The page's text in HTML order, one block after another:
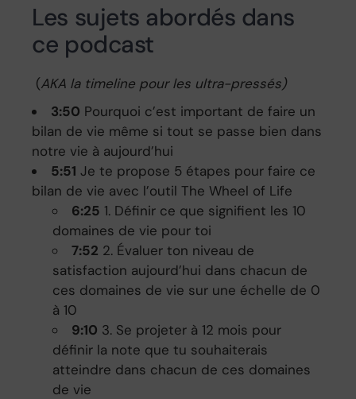
Les sujets abordés dans
ce podcast
(AKA la timeline pour les ultra-pressés)
3:50 Pourquoi c’est important de faire un
bilan de vie même si tout se passe bien dans
notre vie à aujourd’hui
5:51 Je te propose 5 étapes pour faire ce
bilan de vie avec l’outil The Wheel of Life
6:25 1. Définir ce que signifient les 10
domaines de vie pour toi
7:52 2. Évaluer ton niveau de
satisfaction aujourd’hui dans chacun de
ces domaines de vie sur une échelle de 0
à 10
9:10 3. Se projeter à 12 mois pour
définir la note que tu souhaiterais
atteindre dans chacun de ces domaines
de vie